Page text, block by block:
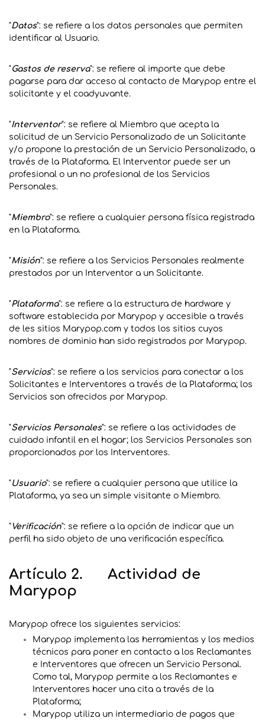
"Datos": se refiere a los datos personales que permiten
identificar al Usuario.
"Gastos de reserva": se refiere al importe que debe
pagarse para dar acceso al contacto de Marypop entre el
solicitante y el coadyuvante.
"Interventor": se refiere al Miembro que acepta la
solicitud de un Servicio Personalizado de un Solicitante
y/o propone la prestación de un Servicio Personalizado, a
través de la Plataforma. El Interventor puede ser un
profesional o un no profesional de los Servicios
Personales.
"Miembro": se refiere a cualquier persona física registrada
en la Plataforma.
"Misión": se refiere a los Servicios Personales realmente
prestados por un Interventor a un Solicitante.
"Plataforma": se refiere a la estructura de hardware y
software establecida por Marypop y accesible a través
de les sitios Marypop.com y todos los sitios cuyos
nombres de dominio han sido registrados por Marypop.
"Servicios": se refiere a los servicios para conectar a los
Solicitantes e Interventores a través de la Plataforma; los
Servicios son ofrecidos por Marypop.
"Servicios Personales": se refiere a las actividades de
cuidado infantil en el hogar; los Servicios Personales son
proporcionados por los Interventores.
"Usuario": se refiere a cualquier persona que utilice la
Plataforma, ya sea un simple visitante o Miembro.
" Verificación": se refiere a la opción de indicar que un
perfil ha sido objeto de una verificación específica.
Artículo 2. Actividad de
Marypop
Marypop ofrece los siguientes servicios:
Marypop implementa las herramientas y los medios
técnicos para poner en contacto a los Reclamantes
e Interventores que ofrecen un Servicio Personal.
Como tal, Marypop permite a los Reclamantes e
Interventores hacer una cita a través de la
Plataforma;
Marypop utiliza un intermediario de pagos que